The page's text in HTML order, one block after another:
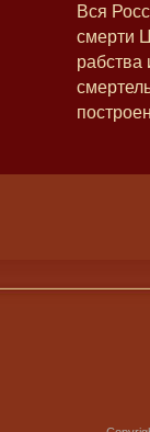
Вся
смерти
рабства